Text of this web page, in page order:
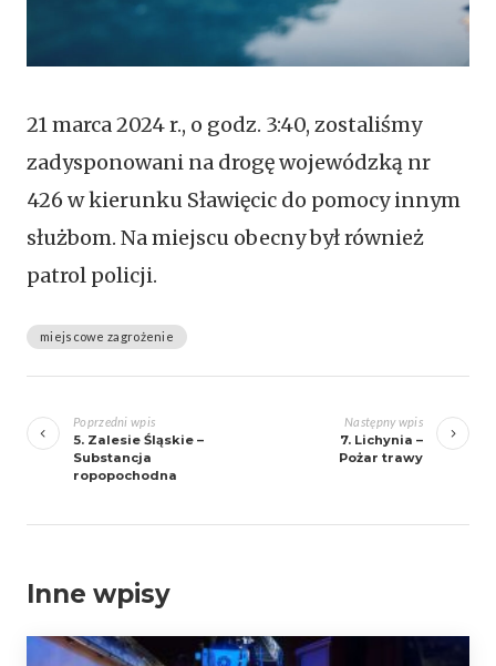
21 marca 2024 r., o godz. 3:40, zostaliśmy
zadysponowani na drogę wojewódzką nr
426 w kierunku Sławięcic do pomocy innym
służbom. Na miejscu obecny był również
patrol policji.
miejscowe zagrożenie
wpisyPoprzedni wpis
5. Zalesie Śląskie –
Substancja
ropopochodna
Następny wpis
7. Lichynia –
Pożar trawy
Inne wpisy